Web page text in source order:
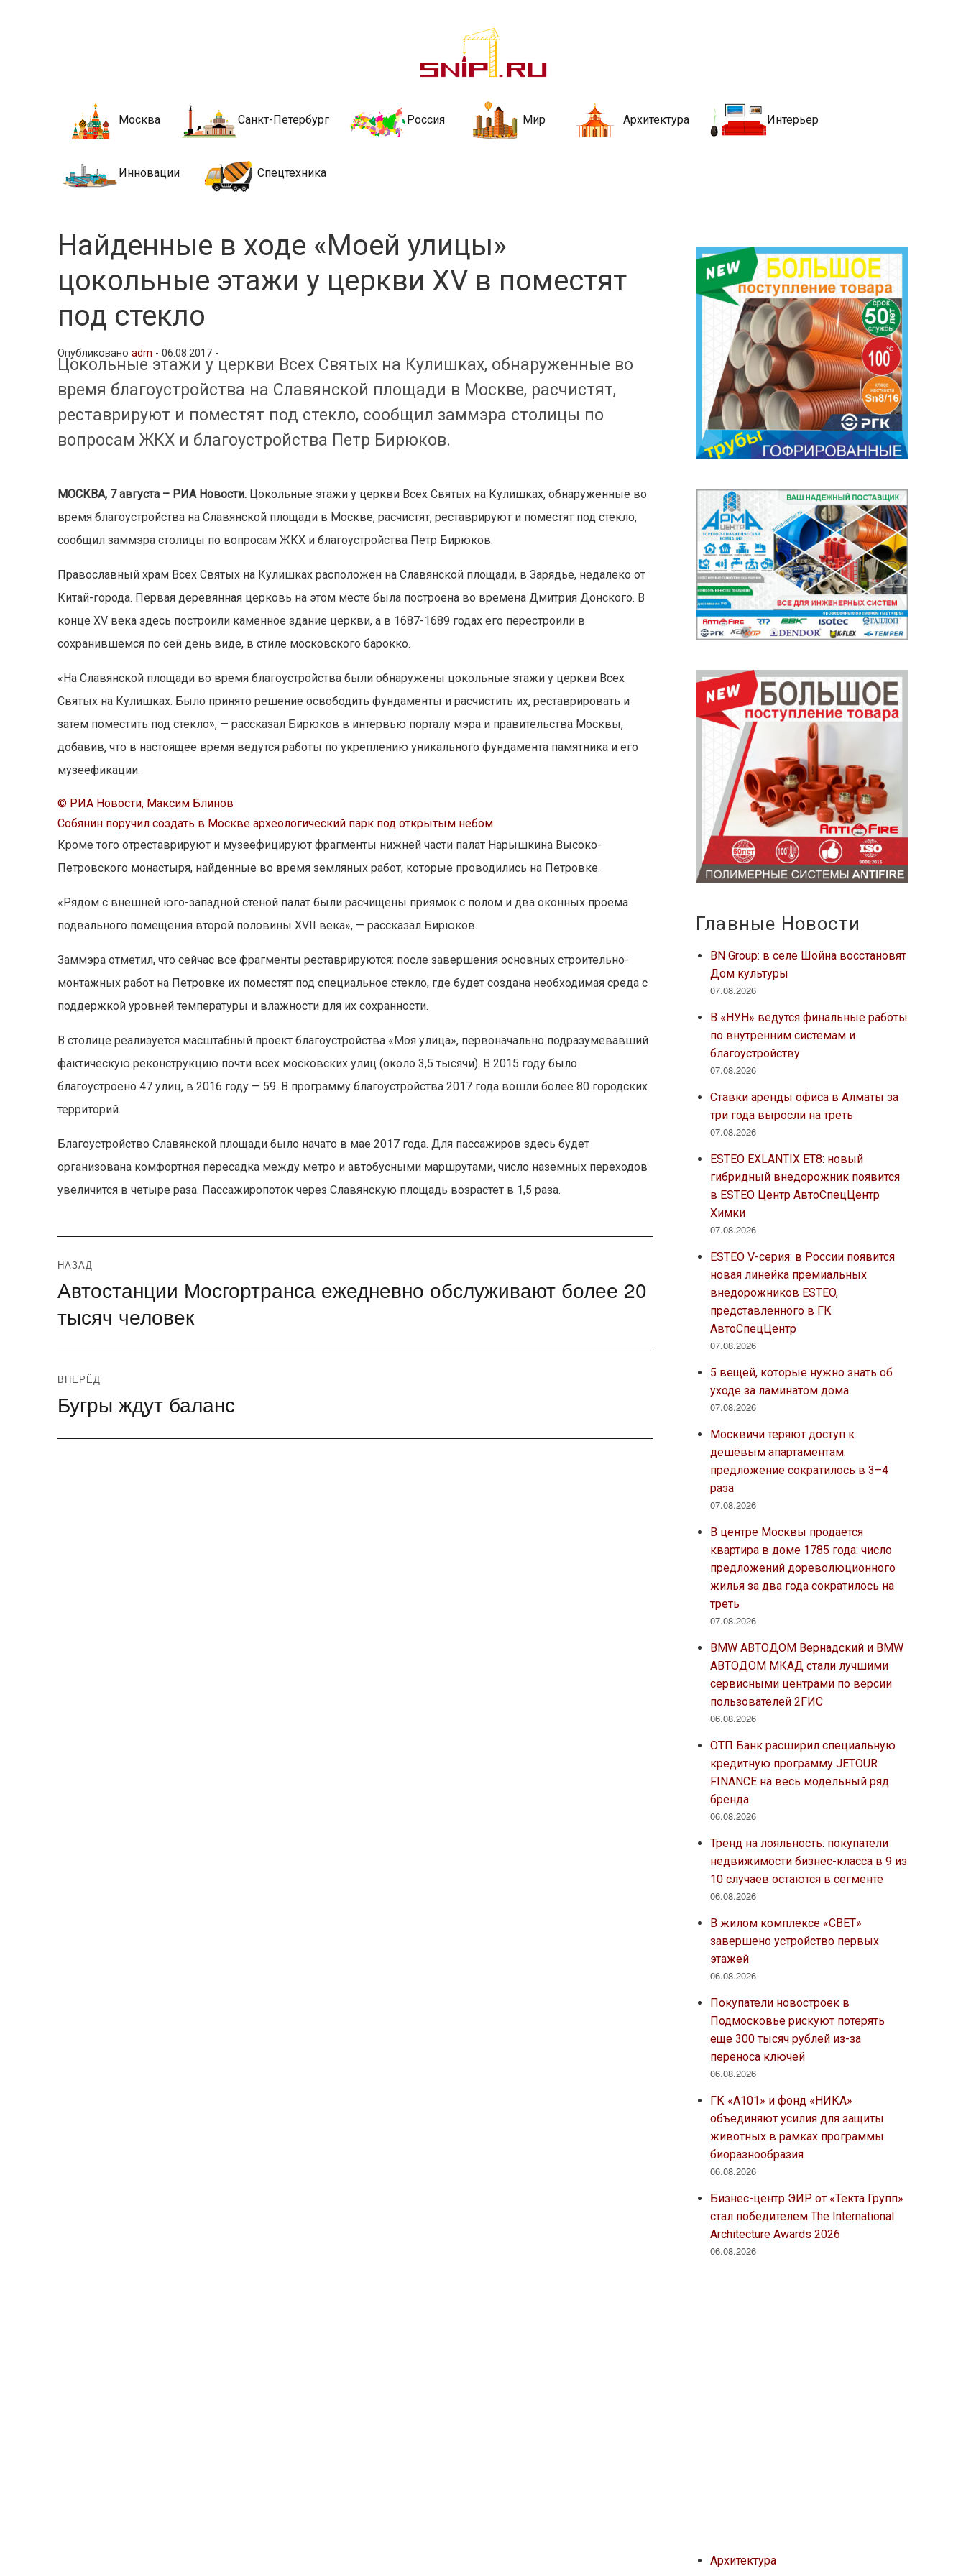
Новости строительства и недвижимости
стройкой рубрики
Москва Санкт-Петербург Россия Мир Архитектура Интерьер
Инновации Спецтехника
Найденные в ходе «Моей улицы»
цокольные этажи у церкви XV в поместят
под стекло
Опубликованоadm -06.08.2017 -
Цокольные этажи у церкви Всех Святых на Кулишках, обнаруженные во
время благоустройства на Славянской площади в Москве, расчистят,
реставрируют и поместят под стекло, сообщил заммэра столицы по
вопросам ЖКХ и благоустройства Петр Бирюков.
МОСКВА, 7 августа – РИА Новости. Цокольные этажи у церкви Всех Святых на Кулишках, обнаруженные во
время благоустройства на Славянской площади в Москве, расчистят, реставрируют и поместят под стекло,
сообщил заммэра столицы по вопросам ЖКХ и благоустройства Петр Бирюков.
Православный храм Всех Святых на Кулишках расположен на Славянской площади, в Зарядье, недалеко от
Китай-города. Первая деревянная церковь на этом месте была построена во времена Дмитрия Донского. В
конце XV века здесь построили каменное здание церкви, а в 1687-1689 годах его перестроили в
сохранившемся по сей день виде, в стиле московского барокко.
«На Славянской площади во время благоустройства были обнаружены цокольные этажи у церкви Всех
Святых на Кулишках. Было принято решение освободить фундаменты и расчистить их, реставрировать и
затем поместить под стекло», — рассказал Бирюков в интервью порталу мэра и правительства Москвы,
добавив, что в настоящее время ведутся работы по укреплению уникального фундамента памятника и его
музеефикации.
© РИА Новости, Максим Блинов
Собянин поручил создать в Москве археологический парк под открытым небом
Кроме того отреставрируют и музеефицируют фрагменты нижней части палат Нарышкина Высоко-
Петровского монастыря, найденные во время земляных работ, которые проводились на Петровке.
«Рядом с внешней юго-западной стеной палат были расчищены приямок с полом и два оконных проема
подвального помещения второй половины XVII века», — рассказал Бирюков.
Заммэра отметил, что сейчас все фрагменты реставрируются: после завершения основных строительно-
монтажных работ на Петровке их поместят под специальное стекло, где будет создана необходимая среда с
поддержкой уровней температуры и влажности для их сохранности.
В столице реализуется масштабный проект благоустройства «Моя улица», первоначально подразумевавший
фактическую реконструкцию почти всех московских улиц (около 3,5 тысячи). В 2015 году было
благоустроено 47 улиц, в 2016 году — 59. В программу благоустройства 2017 года вошли более 80 городских
территорий.
Благоустройство Славянской площади было начато в мае 2017 года. Для пассажиров здесь будет
организована комфортная пересадка между метро и автобусными маршрутами, число наземных переходов
увеличится в четыре раза. Пассажиропоток через Славянскую площадь возрастет в 1,5 раза.
Навигация
по
записям
НАЗАД
Предыдущая
Автостанции Мосгортранса ежедневно обслуживают более 20
тысяч человек
ВПЕРЁД
Следующая
запись:
Бугры ждут баланс
Главные Новости
BN Group: в селе Шойна восстановят
Дом культуры
07.08.2026
В «НУН» ведутся финальные работы
по внутренним системам и
благоустройству
07.08.2026
Ставки аренды офиса в Алматы за
три года выросли на треть
07.08.2026
ESTEO EXLANTIX ET8: новый
гибридный внедорожник появится
в ESTEO Центр АвтоСпецЦентр
Химки
07.08.2026
ESTEO V-серия: в России появится
новая линейка премиальных
внедорожников ESTEO,
представленного в ГК
АвтоСпецЦентр
07.08.2026
5 вещей, которые нужно знать об
уходе за ламинатом дома
07.08.2026
Москвичи теряют доступ к
дешёвым апартаментам:
предложение сократилось в 3–4
раза
07.08.2026
В центре Москвы продается
квартира в доме 1785 года: число
предложений дореволюционного
жилья за два года сократилось на
треть
07.08.2026
BMW АВТОДОМ Вернадский и BMW
АВТОДОМ МКАД стали лучшими
сервисными центрами по версии
пользователей 2ГИС
06.08.2026
ОТП Банк расширил специальную
кредитную программу JETOUR
FINANCE на весь модельный ряд
бренда
06.08.2026
Тренд на лояльность: покупатели
недвижимости бизнес-класса в 9 из
10 случаев остаются в сегменте
06.08.2026
В жилом комплексе «СВЕТ»
завершено устройство первых
этажей
06.08.2026
Покупатели новостроек в
Подмосковье рискуют потерять
еще 300 тысяч рублей из-за
переноса ключей
06.08.2026
ГК «А101» и фонд «НИКА»
объединяют усилия для защиты
животных в рамках программы
биоразнообразия
06.08.2026
Бизнес-центр ЭИР от «Текта Групп»
стал победителем The International
Architecture Awards 2026
06.08.2026
Архитектура